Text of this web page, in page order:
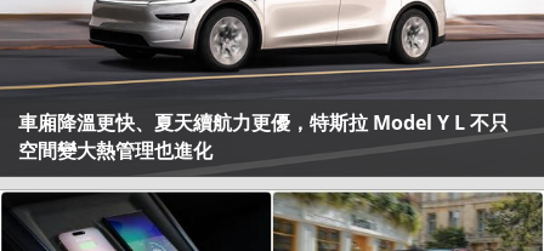
車廂降溫更快、夏天續航力更優，特斯拉 Model Y L 不只
空間變大熱管理也進化